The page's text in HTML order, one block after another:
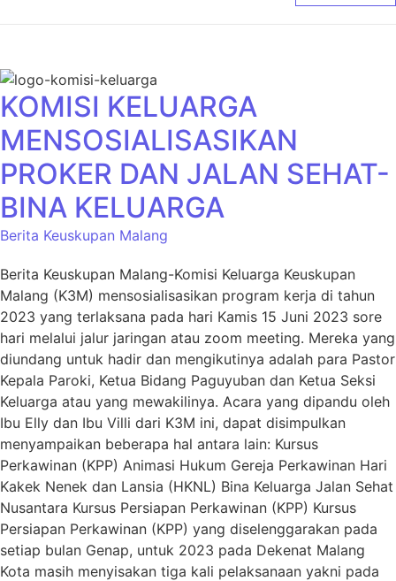
KOMISI KELUARGA
MENSOSIALISASIKAN
PROKER DAN JALAN SEHAT-
BINA KELUARGA
Berita Keuskupan Malang
Berita Keuskupan Malang-Komisi Keluarga Keuskupan
Malang (K3M) mensosialisasikan program kerja di tahun
2023 yang terlaksana pada hari Kamis 15 Juni 2023 sore
hari melalui jalur jaringan atau zoom meeting. Mereka yang
diundang untuk hadir dan mengikutinya adalah para Pastor
Kepala Paroki, Ketua Bidang Paguyuban dan Ketua Seksi
Keluarga atau yang mewakilinya. Acara yang dipandu oleh
Ibu Elly dan Ibu Villi dari K3M ini, dapat disimpulkan
menyampaikan beberapa hal antara lain: Kursus
Perkawinan (KPP) Animasi Hukum Gereja Perkawinan Hari
Kakek Nenek dan Lansia (HKNL) Bina Keluarga Jalan Sehat
Nusantara Kursus Persiapan Perkawinan (KPP) Kursus
Persiapan Perkawinan (KPP) yang diselenggarakan pada
setiap bulan Genap, untuk 2023 pada Dekenat Malang
Kota masih menyisakan tiga kali pelaksanaan yakni pada